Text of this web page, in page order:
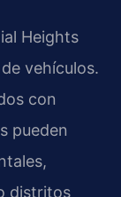
Heights
vehículos.
con
pueden
distritos